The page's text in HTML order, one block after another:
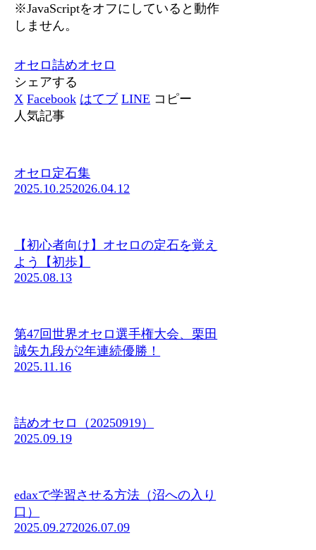
※JavaScriptをオフにしていると動作
しません。
オセロ詰めオセロ
シェアする
X Facebook はてブ LINE コピー
人気記事
オセロ定石集
2025.10.252026.04.12
【初心者向け】オセロの定石を覚え
よう【初歩】
2025.08.13
第47回世界オセロ選手権大会、栗田
誠矢九段が2年連続優勝！
2025.11.16
詰めオセロ（20250919）
2025.09.19
edaxで学習させる方法（沼への入り
口）
2025.09.272026.07.09